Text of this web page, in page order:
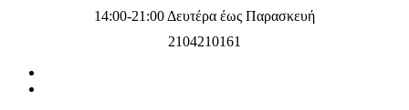
14:00-21:00 Δευτέρα έως Παρασκευή
2104210161